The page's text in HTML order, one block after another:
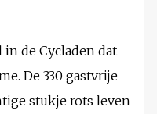
de Cycladen dat
De 330 gastvrije
stukje rots leven